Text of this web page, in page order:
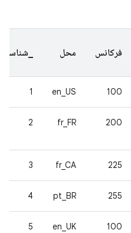
فرکانس محل _شناسه
100
en_US
1
200
fr_FR
2
225
fr_CA
3
255
pt_BR
4
100
en_UK
5